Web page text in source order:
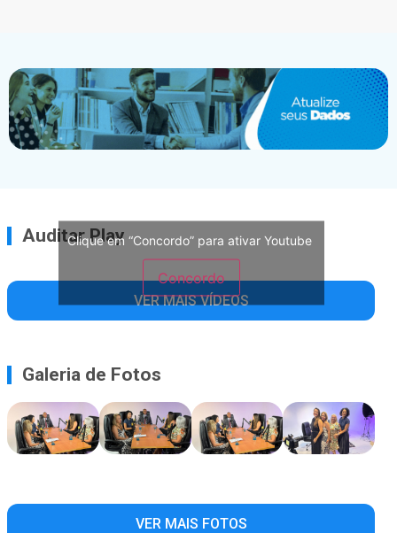
Auditar Play
Clique em “Concordo” para ativar Youtube
Concordo
VER MAIS VÍDEOS
Galeria de Fotos
VER MAIS FOTOS